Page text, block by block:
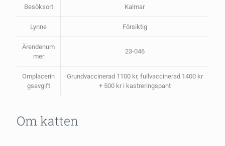
Besöksort Kalmar
Lynne Försiktig
Ärendenum
mer
23-046
Omplacerin
gsavgift
Grundvaccinerad 1100 kr, fullvaccinerad 1400 kr
+ 500 kr i kastreringspant
Om katten